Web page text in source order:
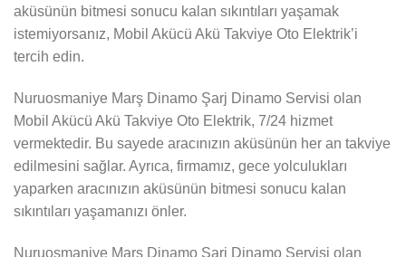
aküsünün bitmesi sonucu kalan sıkıntıları yaşamak
istemiyorsanız, Mobil Akücü Akü Takviye Oto Elektrik’i
tercih edin.
Nuruosmaniye Marş Dinamo Şarj Dinamo Servisi olan
Mobil Akücü Akü Takviye Oto Elektrik, 7/24 hizmet
vermektedir. Bu sayede aracınızın aküsünün her an takviye
edilmesini sağlar. Ayrıca, firmamız, gece yolculukları
yaparken aracınızın aküsünün bitmesi sonucu kalan
sıkıntıları yaşamanızı önler.
Nuruosmaniye Marş Dinamo Şarj Dinamo Servisi olan